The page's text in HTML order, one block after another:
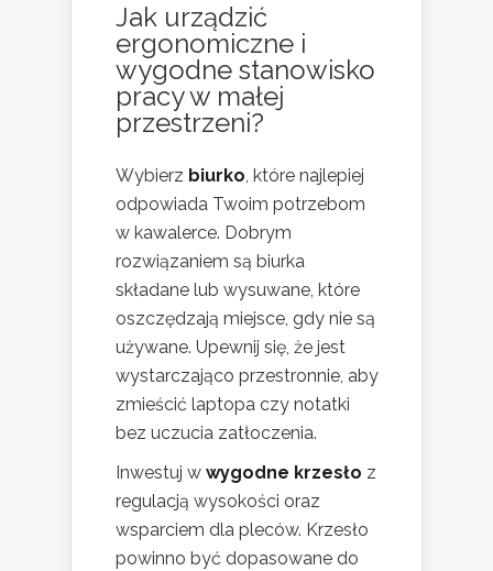
Jak urządzić
ergonomiczne i
wygodne stanowisko
pracy w małej
przestrzeni?
Wybierz biurko, które najlepiej
odpowiada Twoim potrzebom
w kawalerce. Dobrym
rozwiązaniem są biurka
składane lub wysuwane, które
oszczędzają miejsce, gdy nie są
używane. Upewnij się, że jest
wystarczająco przestronnie, aby
zmieścić laptopa czy notatki
bez uczucia zatłoczenia.
Inwestuj w wygodne krzesło z
regulacją wysokości oraz
wsparciem dla pleców. Krzesło
powinno być dopasowane do